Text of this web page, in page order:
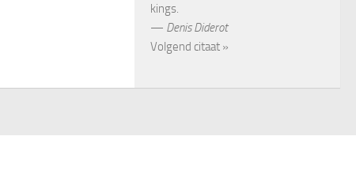
kings.
— Denis Diderot
Volgend citaat »